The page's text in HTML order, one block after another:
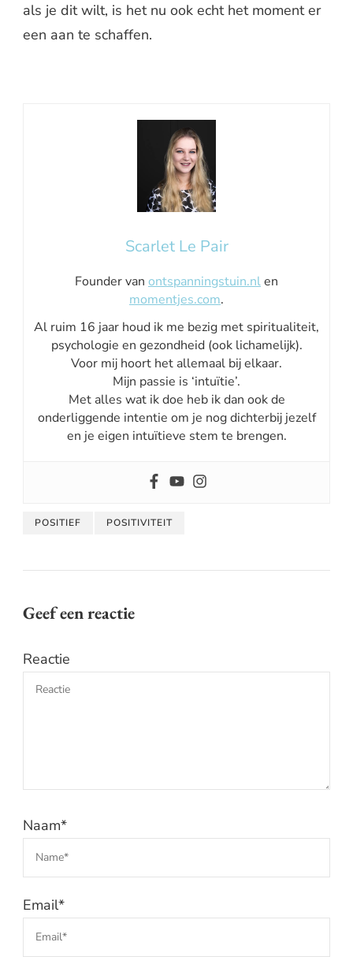
als je dit wilt, is het nu ook echt het moment er
een aan te schaffen.
Scarlet Le Pair
Founder van ontspanningstuin.nlen
momentjes.com.
Al ruim 16 jaar houd ik me bezig met spiritualiteit,
psychologie en gezondheid (ook lichamelijk).
Voor mij hoort het allemaal bij elkaar.
Mijn passie is ‘intuïtie’.
Met alles wat ik doe heb ik dan ook de
onderliggende intentie om je nog dichterbij jezelf
en je eigen intuïtieve stem te brengen.
POSITIEF POSITIVITEIT
Geef een reactie
Reactie
Naam*
Email*